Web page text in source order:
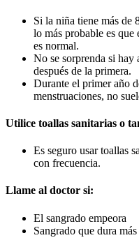
Si la niña tiene más de
lo más probable es que
es normal.
No se sorprenda si hay
después de la primera.
Durante el primer año
menstruaciones, no
Utilice toallas sanitarias o
Es seguro usar toallas
con frecuencia.
Llame al doctor si:
El sangrado empeora
Sangrado que dura